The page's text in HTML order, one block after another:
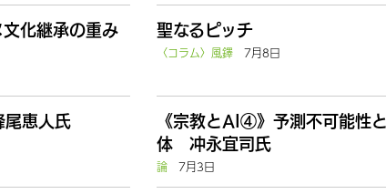
化継承の重み
恵人氏
聖なるピッチ
〈コラム〉風鐸
7月8日
《宗教とAI④》予測不可能性
体 冲永宜司氏
論
7月3日